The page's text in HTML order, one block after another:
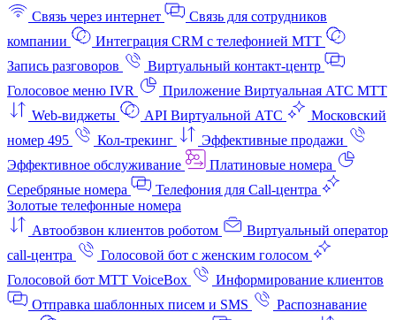
Связь через интернет
Связь для сотрудников
компании
Интеграция CRM с телефонией МТТ
Запись разговоров
Виртуальный контакт‑центр
Голосовое меню IVR
Приложение Виртуальная АТС МТТ
Web-виджеты
API Виртуальной АТС
Московский
номер 495
Кол-трекинг
Эффективные продажи
Эффективное обслуживание
Платиновые номера
Серебряные номера
Телефония для Call-центра
Золотые телефонные номера
Автообзвон клиентов роботом
Виртуальный оператор
call-центра
Голосовой бот с женским голосом
Голосовой бот МТТ VoiceBox
Информирование клиентов
Отправка шаблонных писем и SMS
Распознавание